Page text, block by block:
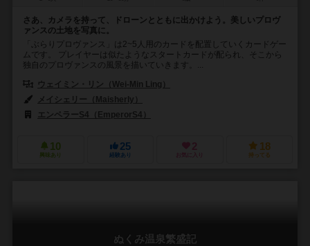
さあ、カメラを持って、ドローンとともに出かけよう。美しいプロヴ
ァンスの土地を写真に。
「ぶらりプロヴァンス」は2~5人用のカードを配置していくカードゲー
ムです。 プレイヤーは似たようなスタートカードが配られ、そこから
独自のプロヴァンスの風景を描いていきます。...
ウェイミン・リン（Wei-Min Ling）
メイシェリー（Maisherly）
エンペラーS4（EmperorS4）
10
興味あり
25
経験あり
2
お気に入り
18
持ってる
ぬくみ温泉繁盛記